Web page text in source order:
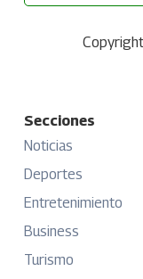
Secciones
Noticias
Deportes
Entretenimiento
Business
Turismo